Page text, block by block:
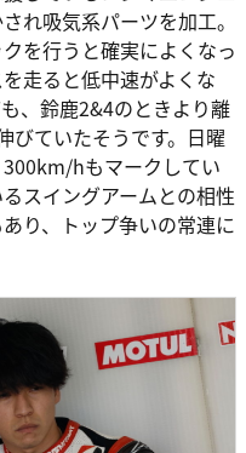
れ吸気系パーツを加工。
を行うと確実によくなっ
走ると低中速がよくな
、鈴鹿2&4のときより離
びていたそうです。日曜
hもマークしてい
スイングアームとの相性
り、トップ争いの常連に